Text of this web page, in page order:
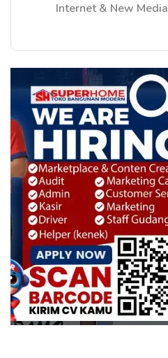
Internet & New Media